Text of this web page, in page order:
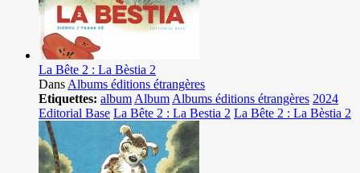
La Bête 2 : La Bèstia 2
Dans Albums éditions étrangères
Etiquettes: album Album Albums éditions étrangères 2024
Editorial Base La Bête 2 : La Bestia 2 La Bête 2 : La Bèstia 2